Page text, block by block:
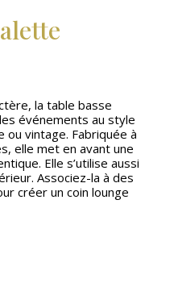
la table basse
événements au style
vintage. Fabriquée à
elle met en avant une
Elle s’utilise aussi
Associez-la à des
créer un coin lounge